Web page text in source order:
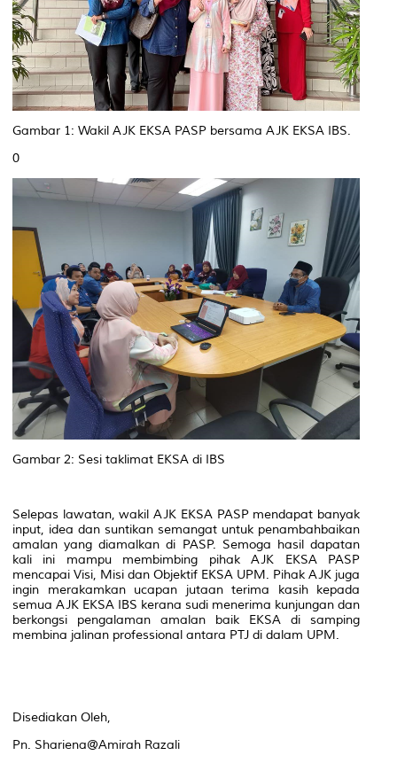
Gambar 1: Wakil AJK EKSA PASP bersama AJK EKSA IBS.
0
Gambar 2: Sesi taklimat EKSA di IBS
Selepas lawatan, wakil AJK EKSA PASP mendapat banyak
input, idea dan suntikan semangat untuk penambahbaikan
amalan yang diamalkan di PASP. Semoga hasil dapatan
kali ini mampu membimbing pihak AJK EKSA PASP
mencapai Visi, Misi dan Objektif EKSA UPM. Pihak AJK juga
ingin merakamkan ucapan jutaan terima kasih kepada
semua AJK EKSA IBS kerana sudi menerima kunjungan dan
berkongsi pengalaman amalan baik EKSA di samping
membina jalinan professional antara PTJ di dalam UPM.
Disediakan Oleh,
Pn. Shariena@Amirah Razali